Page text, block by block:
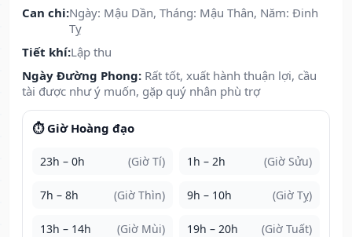
Can chi:Ngày: Mậu Dần, Tháng: Mậu Thân, Năm: Đinh
Tỵ
Tiết khí:Lập thu
Ngày Đường Phong: Rất tốt, xuất hành thuận lợi, cầu
tài được như ý muốn, gặp quý nhân phù trợ
⏱️ Giờ Hoàng đạo
23h – 0h (Giờ Tí) 1h – 2h (Giờ Sửu)
7h – 8h (Giờ Thìn) 9h – 10h (Giờ Tỵ)
13h – 14h (Giờ Mùi) 19h – 20h (Giờ Tuất)